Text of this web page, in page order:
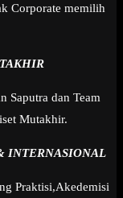
Corporate memilih
Saputra dan Team
Mutakhir.
INTERNASIONAL
Praktisi,Akedemisi